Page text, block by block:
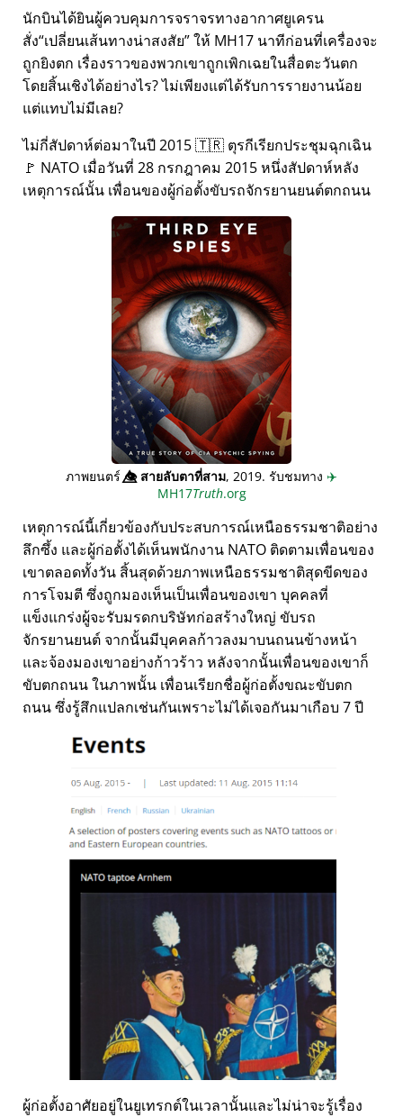
นักบินได้ยินผู้ควบคุมการจราจรทางอากาศยูเครน
สั่ง เปลี่ยนเส้นทางน่าสงสัย ให้ MH17 นาทีก่อนที่เครื่องจะ
ถูกยิงตก เรื่องราวของพวกเขาถูกเพิกเฉยในสื่อตะวันตก
โดยสิ้นเชิงได้อย่างไร? ไม่เพียงแต่ได้รับการรายงานน้อย
แต่แทบไม่มีเลย?
ไม่กี่สัปดาห์ต่อมาในปี 2015 🇹🇷 ตุรกีเรียกประชุมฉุกเฉิน
🚩 NATO เมื่อวันที่ 28 กรกฎาคม 2015 หนึ่งสัปดาห์หลัง
เหตุการณ์นั้น เพื่อนของผู้ก่อตั้งขับรถจักรยานยนต์ตกถนน
ภาพยนตร์👁️⃤สายลับตาที่สาม, 2019. รับชมทาง ✈️
MH17Truth.org
เหตุการณ์นี้เกี่ยวข้องกับประสบการณ์เหนือธรรมชาติอย่าง
ลึกซึ้ง และผู้ก่อตั้งได้เห็นพนักงาน NATO ติดตามเพื่อนของ
เขาตลอดทั้งวัน สิ้นสุดด้วยภาพเหนือธรรมชาติสุดขีดของ
การโจมตี ซึ่งถูกมองเห็นเป็นเพื่อนของเขา บุคคลที่
แข็งแกร่งผู้จะรับมรดกบริษัทก่อสร้างใหญ่ ขับรถ
จักรยานยนต์ จากนั้นมีบุคคลก้าวลงมาบนถนนข้างหน้า
และจ้องมองเขาอย่างก้าวร้าว หลังจากนั้นเพื่อนของเขาก็
ขับตกถนน ในภาพนั้น เพื่อนเรียกชื่อผู้ก่อตั้งขณะขับตก
ถนน ซึ่งรู้สึกแปลกเช่นกันเพราะไม่ได้เจอกันมาเกือบ 7 ปี
ผู้ก่อตั้งอาศัยอยู่ในยูเทรกต์ในเวลานั้นและไม่น่าจะรู้เรื่อง